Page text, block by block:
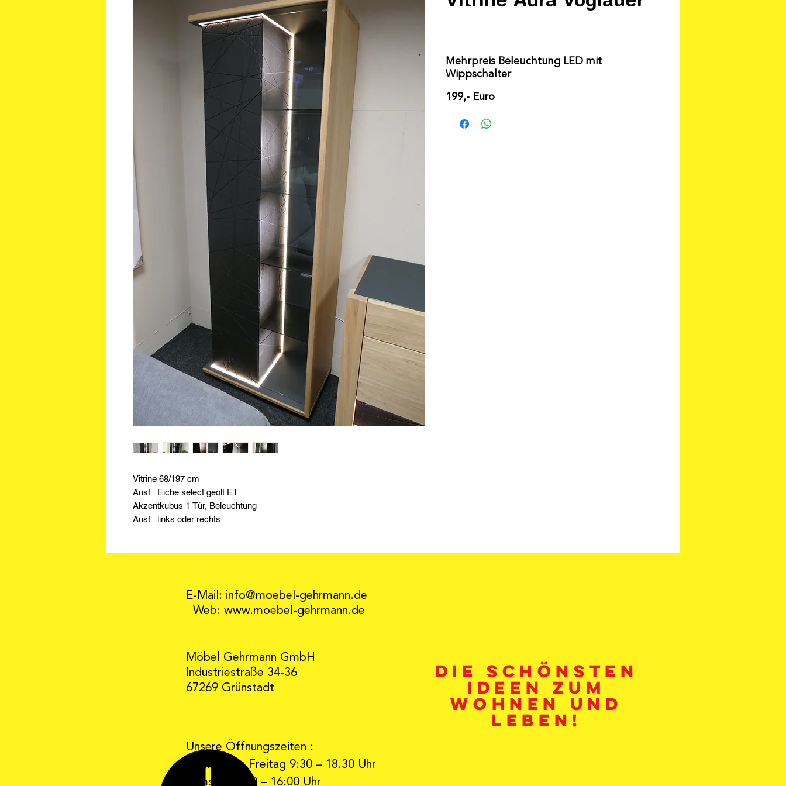
Vitrine 68/197 cm
Ausf.: Eiche select geölt ET
Akzentkubus 1 Tür, Beleuchtung
Ausf.: links oder rechts
Mehrpreis Beleuchtung LED mit
Wippschalter
199,- Euro
E-Mail: info@moebel-gehrmann.de
Web: www.moebel-gehrmann.de
Möbel Gehrmann GmbH
Industriestraße 34-36
67269 Grünstadt
Die schönsten
Ideen zum
Wohnen und
Leben!
Unsere Öffnungszeiten :
Montag bis Freitag 9:30 – 18.30 Uhr
Samstag 9:30 – 16:00 Uhr